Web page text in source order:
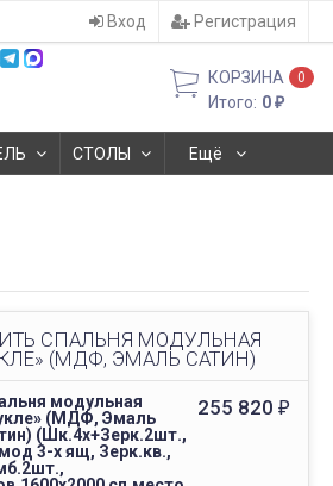
Вход Регистрация
КОРЗИНА 0
Итого: 0₽
СТОЛЫ Ещё
СПАЛЬНЯ МОДУЛЬНАЯ
(МДФ, ЭМАЛЬ САТИН)
модульная
(МДФ, Эмаль
(Шк.4х+Зерк.2шт.,
3-х ящ, Зерк.кв.,
255 820 ₽